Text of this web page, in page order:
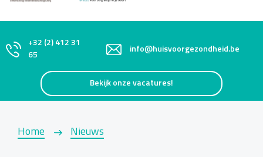
+32 (2) 412 31
65
info@huisvoorgezondheid.be
Bekijk onze vacatures!
Home Nieuws